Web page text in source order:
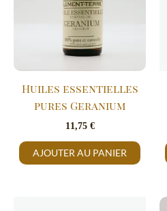
Huiles essentielles
pures Geranium
11,75 €
AJOUTER AU PANIER